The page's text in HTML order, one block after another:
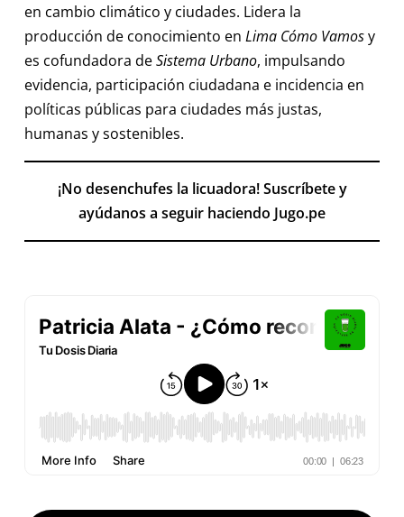
en cambio climático y ciudades. Lidera la
producción de conocimiento en Lima Cómo Vamosy
es cofundadora deSistema Urbano, impulsando
evidencia, participación ciudadana e incidencia en
políticas públicas para ciudades más justas,
humanas y sostenibles.
¡No desenchufes la licuadora! Suscríbete y
ayúdanos a seguir haciendo Jugo.pe